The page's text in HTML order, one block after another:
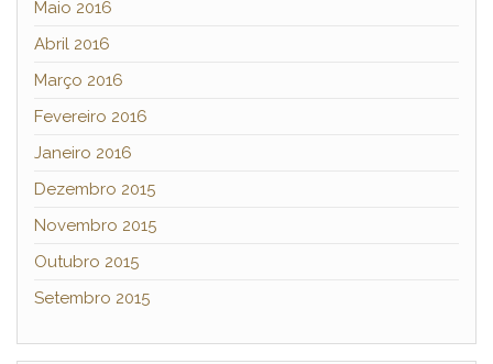
Maio 2016
Abril 2016
Março 2016
Fevereiro 2016
Janeiro 2016
Dezembro 2015
Novembro 2015
Outubro 2015
Setembro 2015